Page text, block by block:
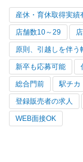
産休・育休取得実績
店舗数10～29
原則、引越しを伴う
新卒も応募可能
総合門前 駅チカ
登録販売者の求人
WEB面接OK